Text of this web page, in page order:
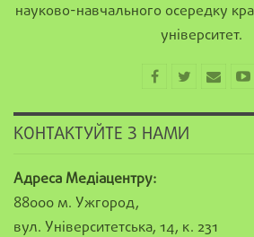
науково-навчального осередку
університет.
КОНТАКТУЙТЕ З НАМИ
Адреса Медіацентру:
88000 м. Ужгород,
вул. Університетська, 14, к. 231